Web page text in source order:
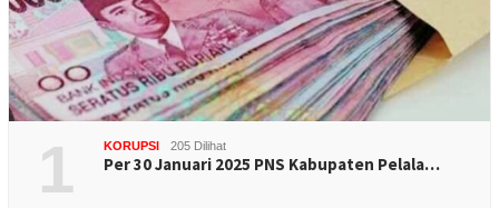
1 KORUPSI 205 Dilihat
Per 30 Januari 2025 PNS Kabupaten Pelala…